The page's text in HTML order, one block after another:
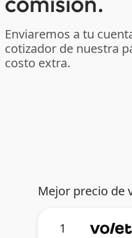
Enviaremos a tu
cotizador de nuestra
costo extra.
Mejor precio de
1